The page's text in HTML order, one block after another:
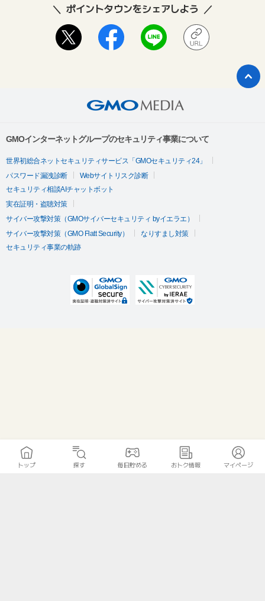
ポイントタウンをシェアしよう
GMOインターネットグループのセキュリティ事業について
世界初総合ネットセキュリティサービス「GMOセキュリティ24」
パスワード漏洩診断
Webサイトリスク診断
セキュリティ相談AIチャットボット
実在証明・盗聴対策
サイバー攻撃対策（GMOサイバーセキュリティ byイエラエ）
サイバー攻撃対策（GMO Flatt Security）
なりすまし対策
セキュリティ事業の軌跡
トップ 探す 毎日貯める おトク情報 マイページ